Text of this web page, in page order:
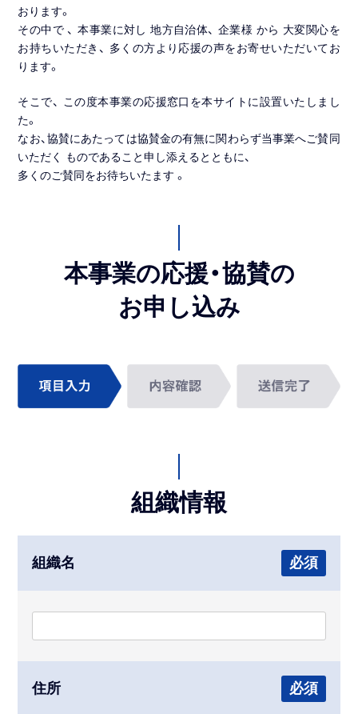
おります。
その中で 、 本事業に対し 地方自治体、 企業様 から 大変関心を
お持ちいただき、 多くの方より応援の声をお寄せいただいてお
ります。
そこで、 この度本事業の応援窓口を本サイトに設置いたしまし
た。
なお、協賛にあたっては協賛金の有無に関わらず当事業へご賛同
いただく ものであること申し添えるとともに、
多くのご賛同をお待ちいたます 。
本事業の応援・協賛の
お申し込み
組織情報
組織名 必須
住所 必須